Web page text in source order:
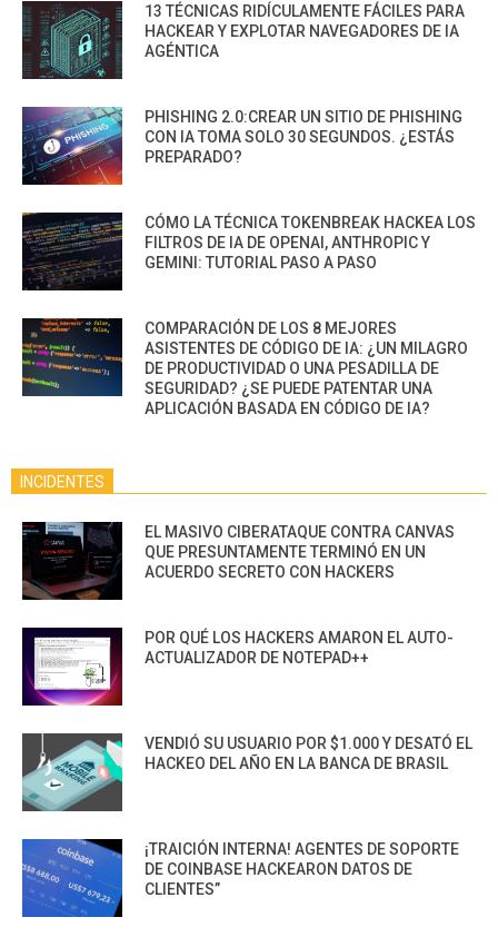
13 TÉCNICAS RIDÍCULAMENTE FÁCILES PARA
HACKEAR Y EXPLOTAR NAVEGADORES DE IA
AGÉNTICA
PHISHING 2.0:CREAR UN SITIO DE PHISHING
CON IA TOMA SOLO 30 SEGUNDOS. ¿ESTÁS
PREPARADO?
CÓMO LA TÉCNICA TOKENBREAK HACKEA LOS
FILTROS DE IA DE OPENAI, ANTHROPIC Y
GEMINI: TUTORIAL PASO A PASO
COMPARACIÓN DE LOS 8 MEJORES
ASISTENTES DE CÓDIGO DE IA: ¿UN MILAGRO
DE PRODUCTIVIDAD O UNA PESADILLA DE
SEGURIDAD? ¿SE PUEDE PATENTAR UNA
APLICACIÓN BASADA EN CÓDIGO DE IA?
INCIDENTES
EL MASIVO CIBERATAQUE CONTRA CANVAS
QUE PRESUNTAMENTE TERMINÓ EN UN
ACUERDO SECRETO CON HACKERS
POR QUÉ LOS HACKERS AMARON EL AUTO-
ACTUALIZADOR DE NOTEPAD++
VENDIÓ SU USUARIO POR $1.000 Y DESATÓ EL
HACKEO DEL AÑO EN LA BANCA DE BRASIL
¡TRAICIÓN INTERNA! AGENTES DE SOPORTE
DE COINBASE HACKEARON DATOS DE
CLIENTES”